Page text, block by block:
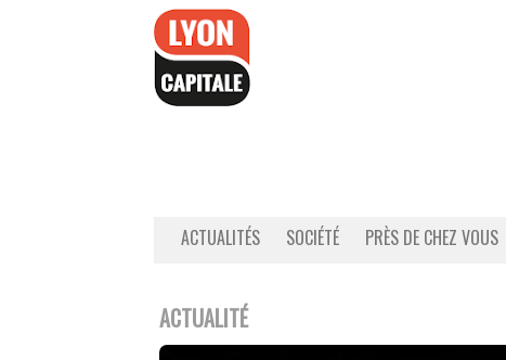
ACTUALITÉS SOCIÉTÉ PRÈS DE CHEZ VOUS
ACTUALITÉ